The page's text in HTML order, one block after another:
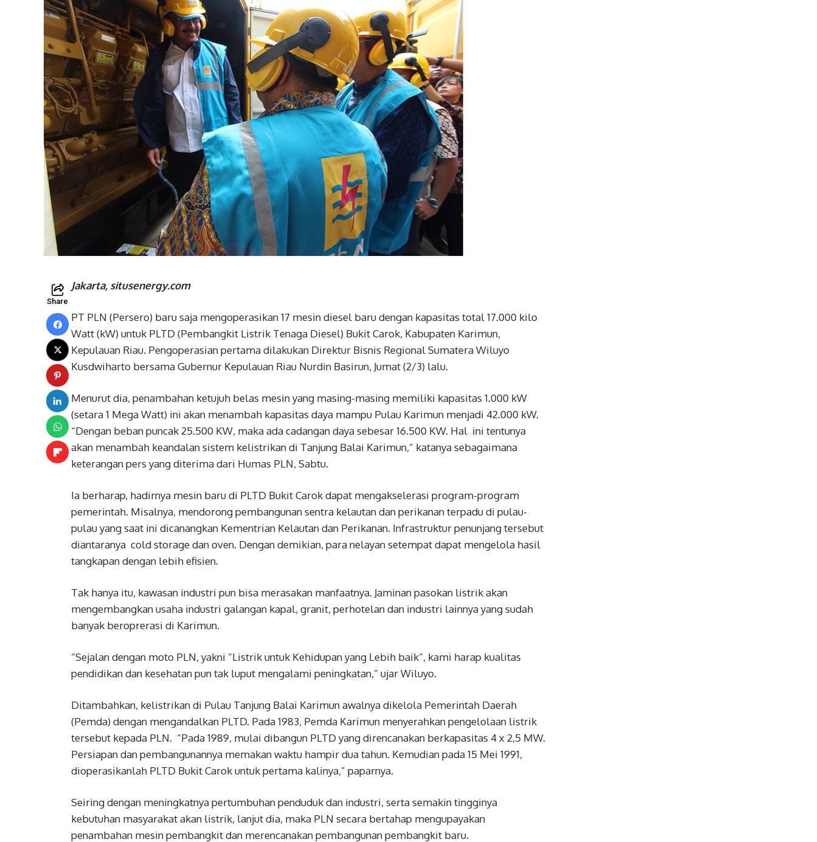
Share
Jakarta, situsenergy.com
PT PLN (Persero) baru saja mengoperasikan 17 mesin diesel baru dengan kapasitas total 17.000 kilo
Watt (kW) untuk PLTD (Pembangkit Listrik Tenaga Diesel) Bukit Carok, Kabupaten Karimun,
Kepulauan Riau. Pengoperasian pertama dilakukan Direktur Bisnis Regional Sumatera Wiluyo
Kusdwiharto bersama Gubernur Kepulauan Riau Nurdin Basirun, Jumat (2/3) lalu.
Menurut dia, penambahan ketujuh belas mesin yang masing-masing memiliki kapasitas 1.000 kW
(setara 1 Mega Watt) ini akan menambah kapasitas daya mampu Pulau Karimun menjadi 42.000 kW.
“Dengan beban puncak 25.500 KW, maka ada cadangan daya sebesar 16.500 KW. Hal ini tentunya
akan menambah keandalan sistem kelistrikan di Tanjung Balai Karimun,” katanya sebagaimana
keterangan pers yang diterima dari Humas PLN, Sabtu.
Ia berharap, hadirnya mesin baru di PLTD Bukit Carok dapat mengakselerasi program-program
pemerintah. Misalnya, mendorong pembangunan sentra kelautan dan perikanan terpadu di pulau-
pulau yang saat ini dicanangkan Kementrian Kelautan dan Perikanan. Infrastruktur penunjang tersebut
diantaranya cold storage dan oven. Dengan demikian, para nelayan setempat dapat mengelola hasil
tangkapan dengan lebih efisien.
Tak hanya itu, kawasan industri pun bisa merasakan manfaatnya. Jaminan pasokan listrik akan
mengembangkan usaha industri galangan kapal, granit, perhotelan dan industri lainnya yang sudah
banyak beroprerasi di Karimun.
“Sejalan dengan moto PLN, yakni “Listrik untuk Kehidupan yang Lebih baik”, kami harap kualitas
pendidikan dan kesehatan pun tak luput mengalami peningkatan,” ujar Wiluyo.
Ditambahkan, kelistrikan di Pulau Tanjung Balai Karimun awalnya dikelola Pemerintah Daerah
(Pemda) dengan mengandalkan PLTD. Pada 1983, Pemda Karimun menyerahkan pengelolaan listrik
tersebut kepada PLN. “Pada 1989, mulai dibangun PLTD yang direncanakan berkapasitas 4 x 2,5 MW.
Persiapan dan pembangunannya memakan waktu hampir dua tahun. Kemudian pada 15 Mei 1991,
dioperasikanlah PLTD Bukit Carok untuk pertama kalinya,” paparnya.
Seiring dengan meningkatnya pertumbuhan penduduk dan industri, serta semakin tingginya
kebutuhan masyarakat akan listrik, lanjut dia, maka PLN secara bertahap mengupayakan
penambahan mesin pembangkit dan merencanakan pembangunan pembangkit baru.